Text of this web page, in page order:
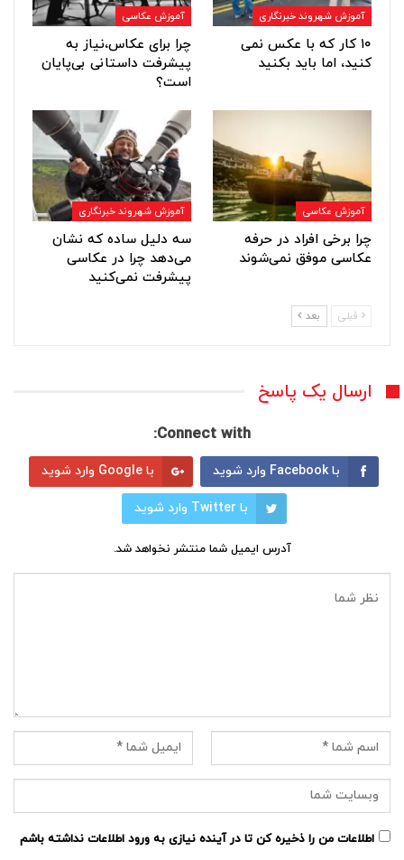
آموزش شهروند خبرنگاری
۱۰ کار که با عکس نمی
کنید، اما باید بکنید
آموزش عکاسی
چرا برای عکاس،نیاز به
پیشرفت داستانی بی‌پایان
است؟
آموزش عکاسی
چرا برخی افراد در حرفه
عکاسی موفق نمی‌شوند
آموزش شهروند خبرنگاری
سه دلیل ساده که نشان
می‌دهد چرا در عکاسی
پیشرفت نمی‌کنید
قبلی بعد
ارسال یک پاسخ
Connect with:
با Facebook وارد شوید با Google وارد شوید
با Twitter وارد شوید
آدرس ایمیل شما منتشر نخواهد شد.
اطلاعات من را ذخیره کن تا در آینده نیازی به ورود اطلاعات نداشته باشم